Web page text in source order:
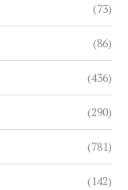
(73)
(86)
(436)
(290)
(781)
(142)